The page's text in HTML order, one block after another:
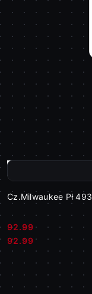
Cz.Milwaukee Pł
Cena:
92.99
Cena:
92.99